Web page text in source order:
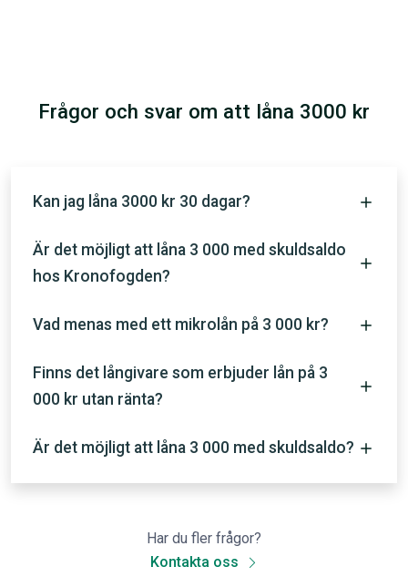
Frågor och svar om att låna 3000 kr
Kan jag låna 3000 kr 30 dagar?
Är det möjligt att låna 3 000 med skuldsaldo
hos Kronofogden?
Vad menas med ett mikrolån på 3 000 kr?
Finns det långivare som erbjuder lån på 3
000 kr utan ränta?
Är det möjligt att låna 3 000 med skuldsaldo?
Har du fler frågor?
Kontakta oss